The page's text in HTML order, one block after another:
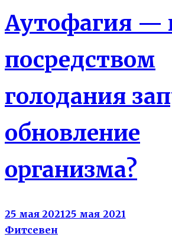
Аутофагия —
посредством
голодания
обновление
организма?
25 мая 202125 мая 2021
Фитсевен